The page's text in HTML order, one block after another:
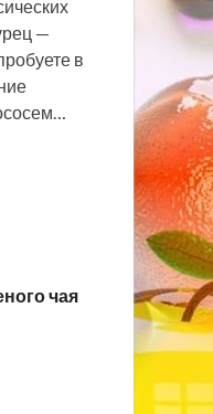
—
в
чая